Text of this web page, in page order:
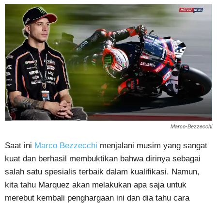
Marco-Bezzecchi
Saat ini Marco Bezzecchi menjalani musim yang sangat
kuat dan berhasil membuktikan bahwa dirinya sebagai
salah satu spesialis terbaik dalam kualifikasi. Namun,
kita tahu Marquez akan melakukan apa saja untuk
merebut kembali penghargaan ini dan dia tahu cara